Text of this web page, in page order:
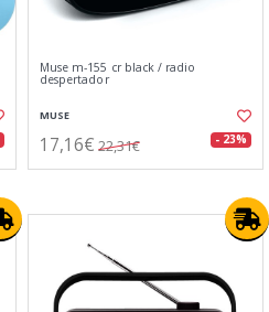
Muse m-155 cr black / radio
despertador
MUSE
17,16€ 22,31€ - 23%